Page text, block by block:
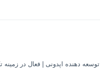
دهنده اپدونی | فعال در زمینه